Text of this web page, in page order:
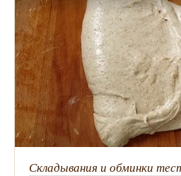
Складывания и обминки